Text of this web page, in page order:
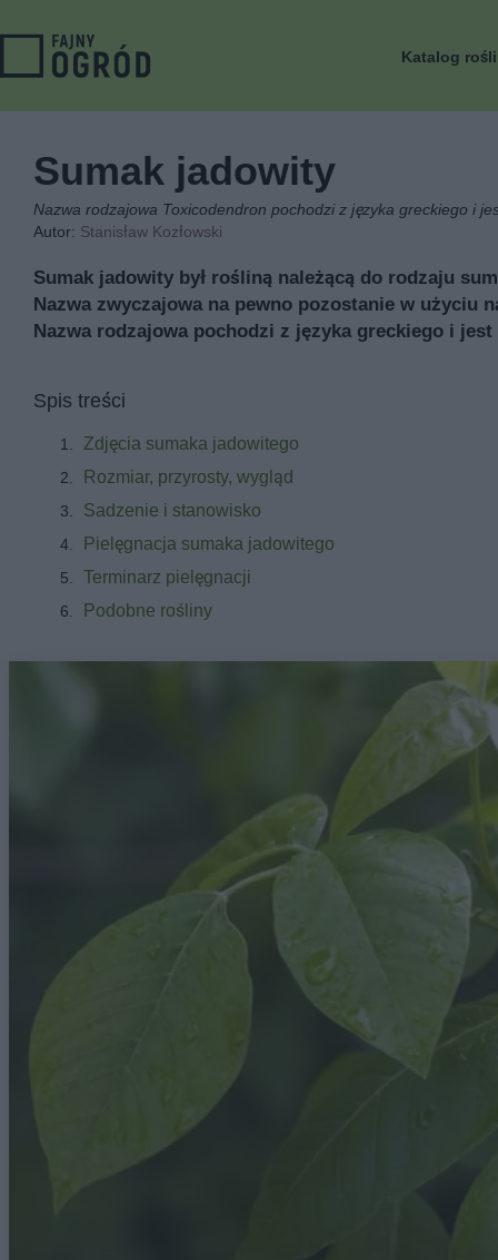
Katalog
Sumak jadowity
Nazwa rodzajowa Toxicodendron pochodzi z języka greckiego i
Autor: Stanisław Kozłowski
Sumak jadowity był rośliną należącą do rodzaju
Nazwa zwyczajowa na pewno pozostanie w użyciu
Nazwa rodzajowa pochodzi z języka greckiego i
Spis treści
Zdjęcia sumaka jadowitego
Rozmiar, przyrosty, wygląd
Sadzenie i stanowisko
Pielęgnacja sumaka jadowitego
Terminarz pielęgnacji
Podobne rośliny